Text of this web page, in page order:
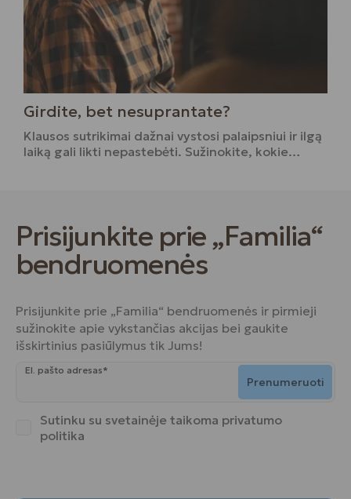
Girdite, bet nesuprantate?
Klausos sutrikimai dažnai vystosi palaipsniui ir ilgą
laiką gali likti nepastebėti. Sužinokite, kokie…
Prisijunkite prie „Familia“
bendruomenės
Prisijunkite prie „Familia“ bendruomenės ir pirmieji
sužinokite apie vykstančias akcijas bei gaukite
išskirtinius pasiūlymus tik Jums!
Prenumeruoti
El. pašto adresas*
Sutinku su svetainėje taikoma privatumo
politika